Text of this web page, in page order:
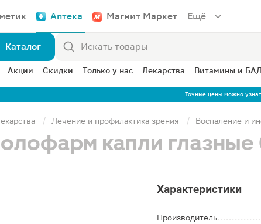
Аптека Магнит Маркет Ещё
Каталог
Акции Скидки Только у нас Лекарства Витамины и
Точные цены можно
Лечение и профилактика зрения Воспаление и
капли глазные
Характеристики
Производитель